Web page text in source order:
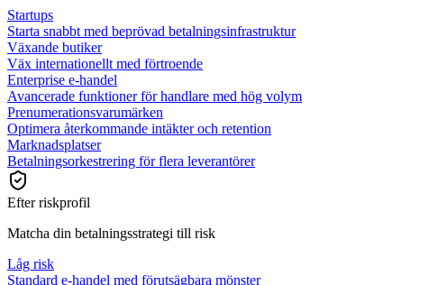
Startups
Starta snabbt med beprövad betalningsinfrastruktur
Växande butiker
Väx internationellt med förtroende
Enterprise e-handel
Avancerade funktioner för handlare med hög volym
Prenumerationsvarumärken
Optimera återkommande intäkter och retention
Marknadsplatser
Betalningsorkestrering för flera leverantörer
Efter riskprofil
Matcha din betalningsstrategi till risk
Låg risk
Standard e-handel med förutsägbara mönster